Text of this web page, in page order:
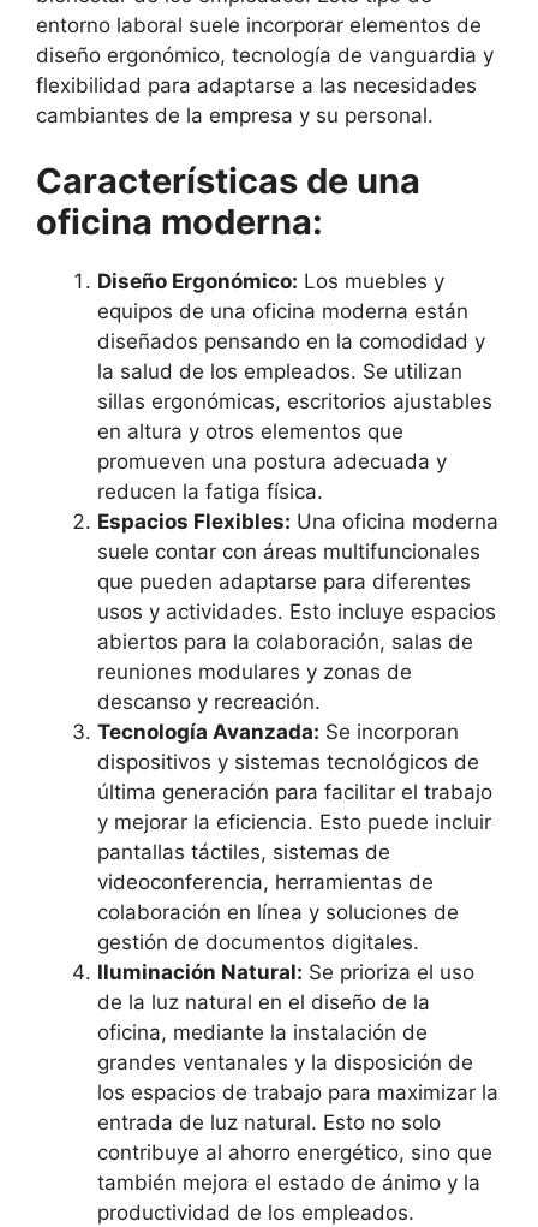
entorno laboral suele incorporar elementos de
diseño ergonómico, tecnología de vanguardia y
flexibilidad para adaptarse a las necesidades
cambiantes de la empresa y su personal.
Características de una
oficina moderna:
Diseño Ergonómico: Los muebles y
equipos de una oficina moderna están
diseñados pensando en la comodidad y
la salud de los empleados. Se utilizan
sillas ergonómicas, escritorios ajustables
en altura y otros elementos que
promueven una postura adecuada y
reducen la fatiga física.
Espacios Flexibles: Una oficina moderna
suele contar con áreas multifuncionales
que pueden adaptarse para diferentes
usos y actividades. Esto incluye espacios
abiertos para la colaboración, salas de
reuniones modulares y zonas de
descanso y recreación.
Tecnología Avanzada: Se incorporan
dispositivos y sistemas tecnológicos de
última generación para facilitar el trabajo
y mejorar la eficiencia. Esto puede incluir
pantallas táctiles, sistemas de
videoconferencia, herramientas de
colaboración en línea y soluciones de
gestión de documentos digitales.
Iluminación Natural: Se prioriza el uso
de la luz natural en el diseño de la
oficina, mediante la instalación de
grandes ventanales y la disposición de
los espacios de trabajo para maximizar la
entrada de luz natural. Esto no solo
contribuye al ahorro energético, sino que
también mejora el estado de ánimo y la
productividad de los empleados.